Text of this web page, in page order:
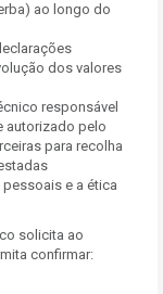
ao longo do
dos valores
responsável
autorizado pelo
para recolha
e a ética
solicita ao
confirmar: